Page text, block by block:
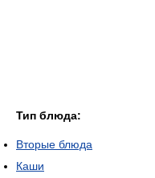
Тип блюда:
Вторые блюда
Каши